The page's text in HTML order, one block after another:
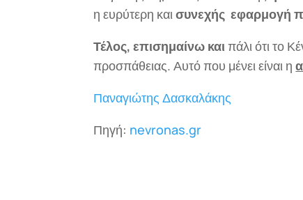
η ευρύτερη καισυνεχής εφαρμογή
Τέλος, επισημαίνω καιπάλι ότι το
προσπάθειας. Αυτό που μένει είναι η
Παναγιώτης Δασκαλάκης
Πηγή: nevronas.gr